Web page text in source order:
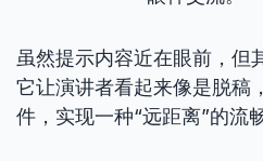
虽然提示内容近在眼前，但
它让演讲者看起来像是脱稿
件，实现一种“远距离”的流